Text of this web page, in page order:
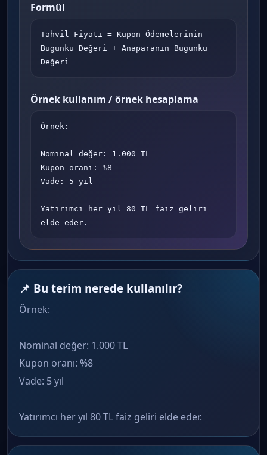
Formül
Tahvil Fiyatı = Kupon Ödemelerinin
Bugünkü Değeri + Anaparanın Bugünkü
Değeri
Örnek kullanım / örnek hesaplama
Örnek:
Nominal değer: 1.000 TL
Kupon oranı: %8
Vade: 5 yıl
Yatırımcı her yıl 80 TL faiz geliri
elde eder.
📌 Bu terim nerede kullanılır?
Örnek:
Nominal değer: 1.000 TL
Kupon oranı: %8
Vade: 5 yıl
Yatırımcı her yıl 80 TL faiz geliri elde eder.